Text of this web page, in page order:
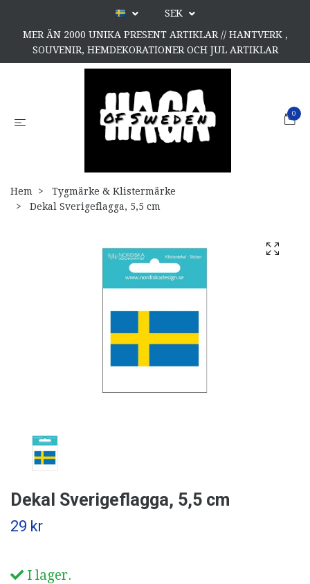
SEK
MER ÄN 2000 UNIKA PRESENT ARTIKLAR // HANTVERK ,
SOUVENIR, HEMDEKORATIONER OCH JUL ARTIKLAR
0
Hem
Tygmärke & Klistermärke
Dekal Sverigeflagga, 5,5 cm
Dekal Sverigeflagga, 5,5 cm
29 kr
I lager.